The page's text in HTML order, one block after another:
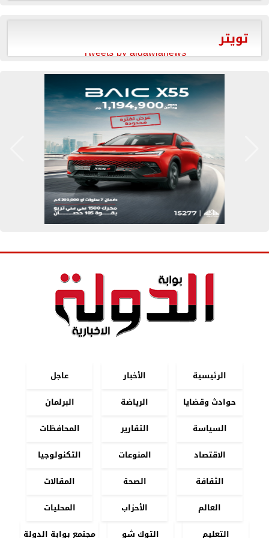
تويتر
Tweets by aldawlanews
الرئيسية الأخبار
عاجل
حوادث وقضايا
الرياضة
البرلمان
السياسة
التقارير
المحافظات
الاقتصاد
المنوعات
التكنولوجيا
الثقافة
الصحة
المقالات
العالم
الأحزاب
المحليات
التعليم
التوك شو مجتمع بوابة الدولة